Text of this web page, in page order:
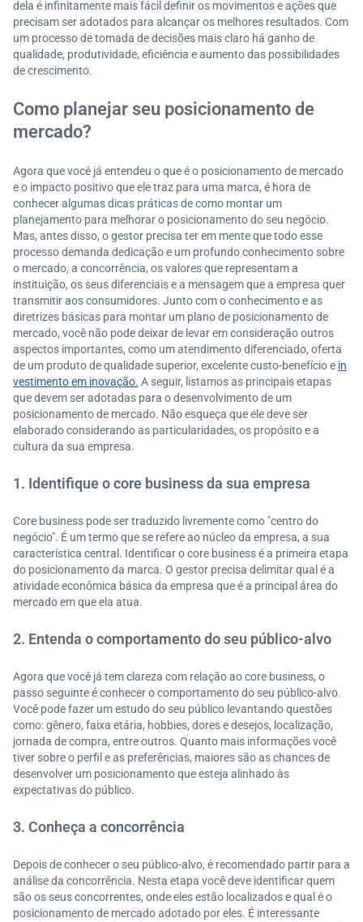
dela é infinitamente mais fácil definir os movimentos e ações que
precisam ser adotados para alcançar os melhores resultados. Com
um processo de tomada de decisões mais claro há ganho de
qualidade, produtividade, eficiência e aumento das possibilidades
de crescimento.
Como planejar seu posicionamento de
mercado?
Agora que você já entendeu o que é o posicionamento de mercado
e o impacto positivo que ele traz para uma marca, é hora de
conhecer algumas dicas práticas de como montar um
planejamento para melhorar o posicionamento do seu negócio.
Mas, antes disso, o gestor precisa ter em mente que todo esse
processo demanda dedicação e um profundo conhecimento sobre
o mercado, a concorrência, os valores que representam a
instituição, os seus diferenciais e a mensagem que a empresa quer
transmitir aos consumidores. Junto com o conhecimento e as
diretrizes básicas para montar um plano de posicionamento de
mercado, você não pode deixar de levar em consideração outros
aspectos importantes, como um atendimento diferenciado, oferta
de um produto de qualidade superior, excelente custo-benefício e in
vestimento em inovação. A seguir, listamos as principais etapas
que devem ser adotadas para o desenvolvimento de um
posicionamento de mercado. Não esqueça que ele deve ser
elaborado considerando as particularidades, os propósito e a
cultura da sua empresa.
1. Identifique o core business da sua empresa
Core business pode ser traduzido livremente como "centro do
negócio". É um termo que se refere ao núcleo da empresa, a sua
característica central. Identificar o core business é a primeira etapa
do posicionamento da marca. O gestor precisa delimitar qual é a
atividade econômica básica da empresa que é a principal área do
mercado em que ela atua.
2. Entenda o comportamento do seu público-alvo
Agora que você já tem clareza com relação ao core business, o
passo seguinte é conhecer o comportamento do seu público-alvo.
Você pode fazer um estudo do seu público levantando questões
como: gênero, faixa etária, hobbies, dores e desejos, localização,
jornada de compra, entre outros. Quanto mais informações você
tiver sobre o perfil e as preferências, maiores são as chances de
desenvolver um posicionamento que esteja alinhado às
expectativas do público.
3. Conheça a concorrência
Depois de conhecer o seu público-alvo, é recomendado partir para a
análise da concorrência. Nesta etapa você deve identificar quem
são os seus concorrentes, onde eles estão localizados e qual é o
posicionamento de mercado adotado por eles. É interessante